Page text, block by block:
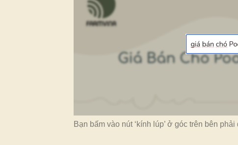
Bạn bấm vào nút ‘kính lúp’ ở góc trên bên